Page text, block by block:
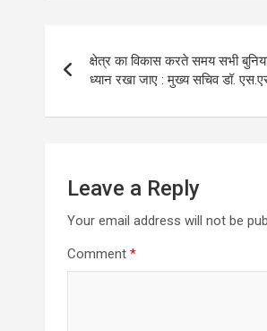
navigation
क्षेत्र का विकास करते समय सभी
ध्यान रखा जाए : मुख्य सचिव डॉ.
Leave a Reply
Your email address will not be
Comment*